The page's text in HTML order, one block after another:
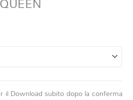
il Download subito dopo la conferma